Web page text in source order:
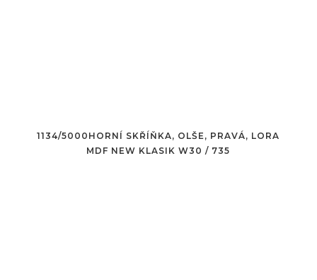
1134/5000HORNÍ SKŘÍŇKA, OLŠE, PRAVÁ, LORA
MDF NEW KLASIK W30 / 735